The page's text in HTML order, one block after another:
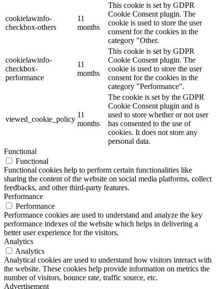
cookielawinfo-
checkbox-others
11
months
This cookie is set by GDPR
Cookie Consent plugin. The
cookie is used to store the user
consent for the cookies in the
category "Other.
cookielawinfo-
checkbox-
performance
11
months
This cookie is set by GDPR
Cookie Consent plugin. The
cookie is used to store the user
consent for the cookies in the
category "Performance".
viewed_cookie_policy
11
months
The cookie is set by the GDPR
Cookie Consent plugin and is
used to store whether or not user
has consented to the use of
cookies. It does not store any
personal data.
Functional
Functional
Functional cookies help to perform certain functionalities like
sharing the content of the website on social media platforms, collect
feedbacks, and other third-party features.
Performance
Performance
Performance cookies are used to understand and analyze the key
performance indexes of the website which helps in delivering a
better user experience for the visitors.
Analytics
Analytics
Analytical cookies are used to understand how visitors interact with
the website. These cookies help provide information on metrics the
number of visitors, bounce rate, traffic source, etc.
Advertisement